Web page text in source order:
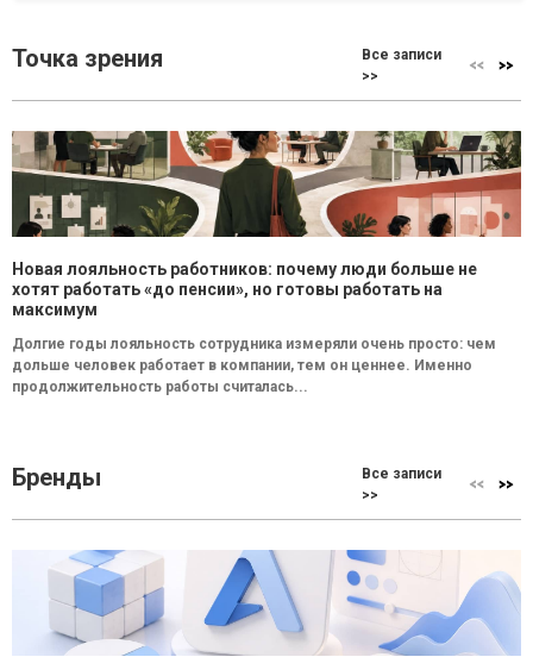
Точка зрения
Все записи
>>
Новая лояльность работников: почему люди больше не
хотят работать «до пенсии», но готовы работать на
максимум
Долгие годы лояльность сотрудника измеряли очень просто: чем
дольше человек работает в компании, тем он ценнее. Именно
продолжительность работы считалась...
Бренды
Все записи
>>